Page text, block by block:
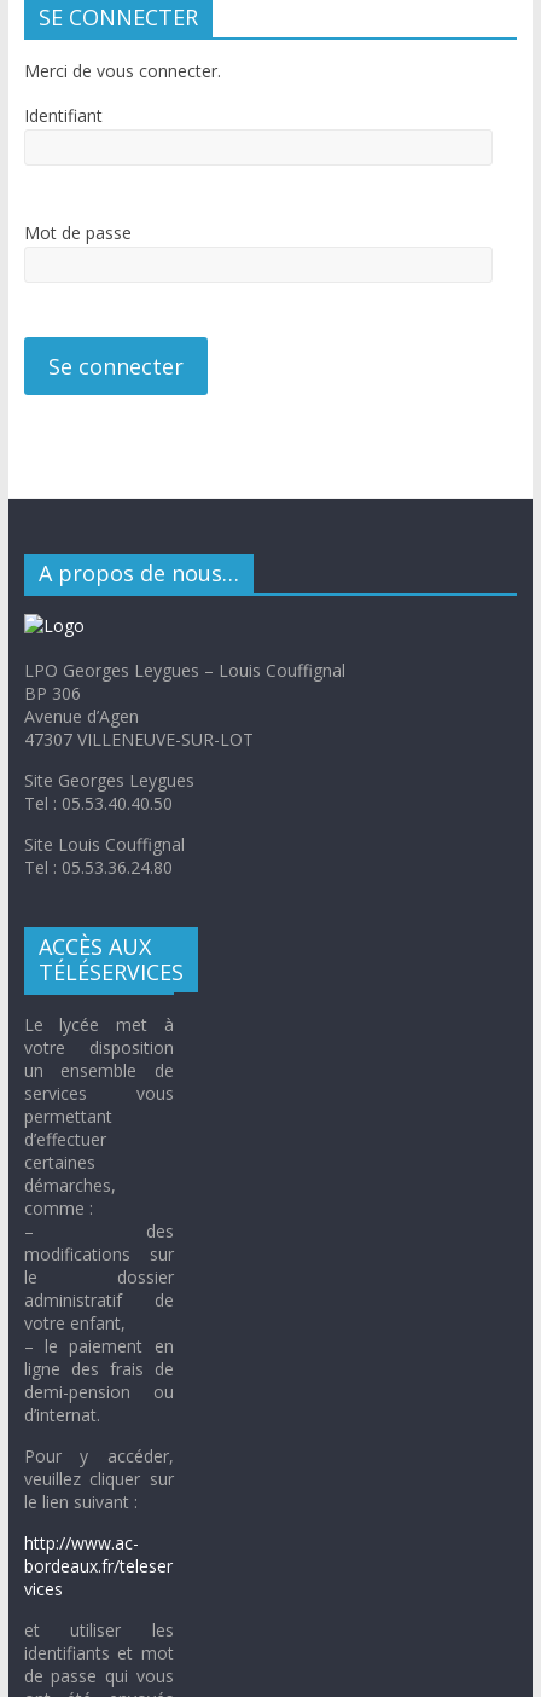
SE CONNECTER
Merci de vous connecter.
Identifiant
Mot de passe
A propos de nous…
LPO Georges Leygues – Louis Couffignal
BP 306
Avenue d’Agen
47307 VILLENEUVE-SUR-LOT
Site Georges Leygues
Tel : 05.53.40.40.50
Site Louis Couffignal
Tel : 05.53.36.24.80
ACCÈS AUX
TÉLÉSERVICES
Le lycée met à
votre disposition
un ensemble de
services vous
permettant
d’effectuer
certaines
démarches,
comme :
– des
modifications sur
le dossier
administratif de
votre enfant,
– le paiement en
ligne des frais de
demi-pension ou
d’internat.
Pour y accéder,
veuillez cliquer sur
le lien suivant :
http://www.ac-
bordeaux.fr/teleser
vices
et utiliser les
identifiants et mot
de passe qui vous